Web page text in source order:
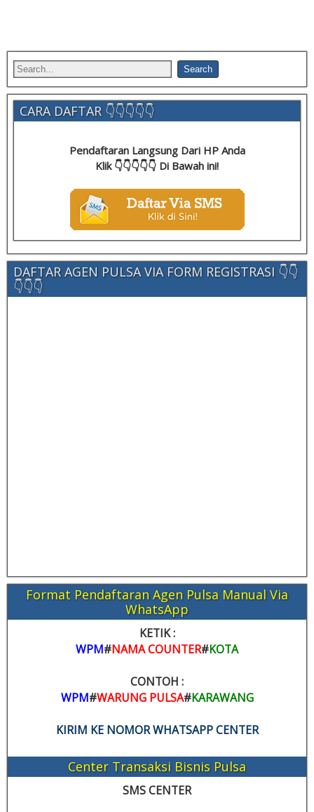
CARA DAFTAR 👇👇👇👇👇
Pendaftaran Langsung Dari HP Anda
Klik 👇👇👇👇👇 Di Bawah ini!
DAFTAR AGEN PULSA VIA FORM REGISTRASI 👇👇
👇👇👇
Format Pendaftaran Agen Pulsa Manual Via
WhatsApp
KETIK :
WPM#NAMA COUNTER#KOTA
CONTOH :
WPM#WARUNG PULSA#KARAWANG
KIRIM KE NOMOR WHATSAPP CENTER
Center Transaksi Bisnis Pulsa
SMS CENTER